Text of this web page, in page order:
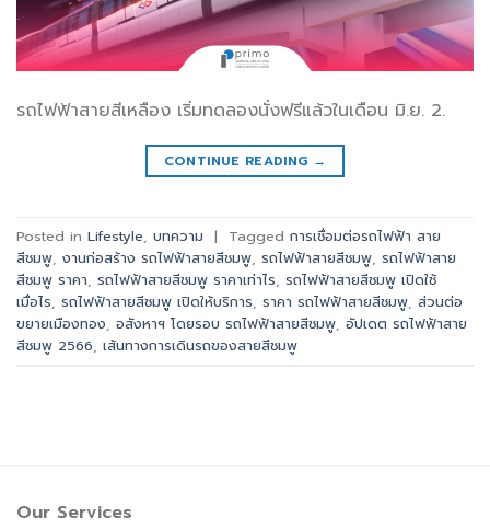
รถไฟฟ้าสายสีเหลือง เริ่มทดลองนั่งฟรีแล้วในเดือน มิ.ย. 2.
CONTINUE READING →
Posted in Lifestyle บทความ | Tagged การเชื่อมต่อรถไฟฟ้า สาย
สีชมพู งานก่อสร้าง รถไฟฟ้าสายสีชมพู รถไฟฟ้าสายสีชมพู รถไฟฟ้าสาย
สีชมพู ราคา รถไฟฟ้าสายสีชมพู ราคาเท่าไร รถไฟฟ้าสายสีชมพู เปิดใช้
เมื่อไร รถไฟฟ้าสายสีชมพู เปิดให้บริการ ราคา รถไฟฟ้าสายสีชมพู ส่วนต่อ
ขยายเมืองทอง อสังหาฯ โดยรอบ รถไฟฟ้าสายสีชมพู อัปเดต รถไฟฟ้าสาย
สีชมพู 2566 เส้นทางการเดินรถของสายสีชมพู
Our Services